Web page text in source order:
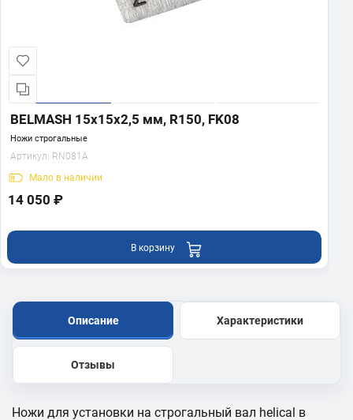
BELMASH 15x15x2,5 мм, R150, FK08
Ножи строгальные
Артикул: RN081A
Мало в наличии
14 050 ₽
В корзину
Описание Характеристики
Отзывы
Ножи для установки на строгальный вал helical в